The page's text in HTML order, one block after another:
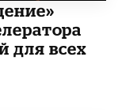
для всех